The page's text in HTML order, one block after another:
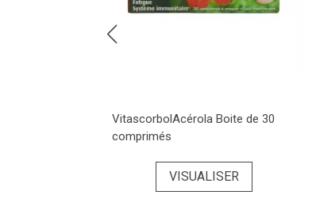
VitascorbolAcérola Boite de 30
comprimés
VISUALISER